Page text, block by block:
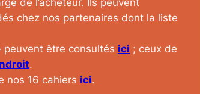
chez nos partenaires dont la liste
peuvent être consultés ici ; ceux de
.
nos 16 cahiers ici.